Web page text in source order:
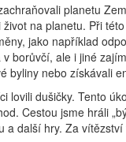
planetu
život na planetu. Při
jako například
borůvčí, ale i jiné
byliny nebo získávali
lovili dušičky. Tento
Cestou jsme hráli
a další hry. Za